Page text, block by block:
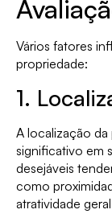
Vários fatores
propriedade:
1.
A localização
significativo em
desejáveis
como
atratividade